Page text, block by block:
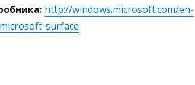
http://windows.microsoft.com/en-
surface